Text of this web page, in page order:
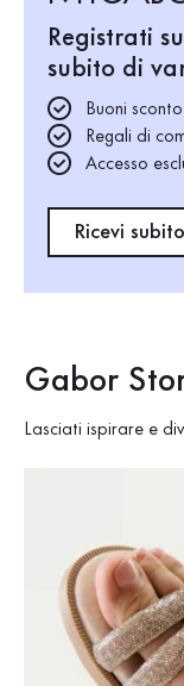
Registrati
subito di
Buoni sconto
Regali di
Accesso
Ricevi
Gabor
Lasciati ispirare e